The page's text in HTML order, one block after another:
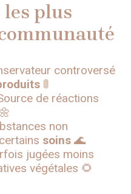
plus
controversé
🚦
de réactions
non
soins 🌊
jugées moins
végétales 🌻